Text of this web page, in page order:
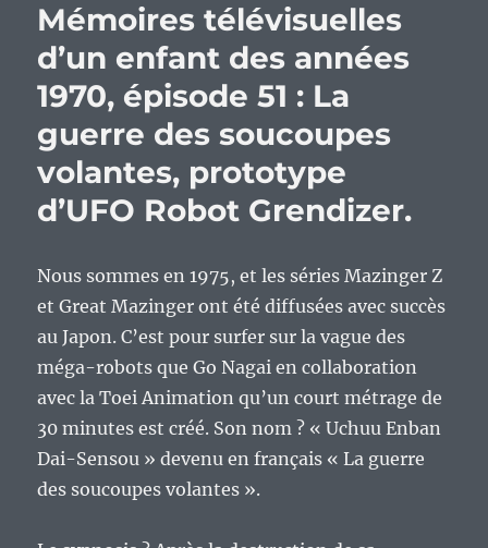
Mémoires télévisuelles
d’un enfant des années
1970, épisode 51 : La
guerre des soucoupes
volantes, prototype
d’UFO Robot Grendizer.
Nous sommes en 1975, et les séries Mazinger Z
et Great Mazinger ont été diffusées avec succès
au Japon. C’est pour surfer sur la vague des
méga-robots que Go Nagai en collaboration
avec la Toei Animation qu’un court métrage de
30 minutes est créé. Son nom ? « Uchuu Enban
Dai-Sensou » devenu en français « La guerre
des soucoupes volantes ».